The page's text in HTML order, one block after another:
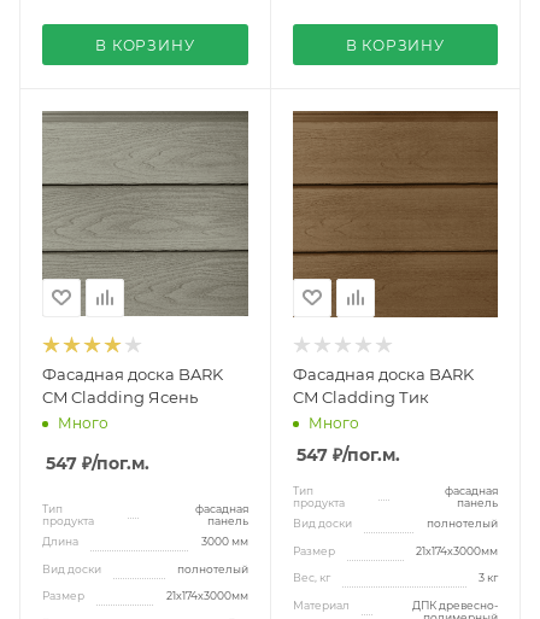
В КОРЗИНУ В КОРЗИНУ
Фасадная доска BARK
CM Cladding Ясень
Много
547 ₽/пог.м.
Тип
продукта
фасадная
панель
Длина
3000 мм
Вид доски полнотелый
Размер 21x174x3000мм
Фасадная доска BARK
CM Cladding Тик
Много
547 ₽/пог.м.
Тип
продукта
фасадная
панель
Вид доски
полнотелый
Размер 21x174x3000мм
Вес, кг 3 кг
Материал
ДПК древесно-